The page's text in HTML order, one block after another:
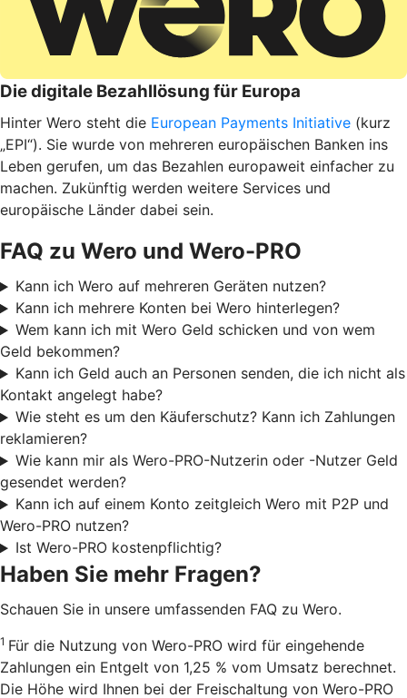
Die digitale Bezahllösung für Europa
Hinter Wero steht die European Payments Initiative (kurz
„EPI“). Sie wurde von mehreren europäischen Banken ins
Leben gerufen, um das Bezahlen europaweit einfacher zu
machen. Zukünftig werden weitere Services und
europäische Länder dabei sein.
FAQ zu Wero und Wero-PRO
Kann ich Wero auf mehreren Geräten nutzen?
Kann ich mehrere Konten bei Wero hinterlegen?
Wem kann ich mit Wero Geld schicken und von wem
Geld bekommen?
Kann ich Geld auch an Personen senden, die ich nicht als
Kontakt angelegt habe?
Wie steht es um den Käuferschutz? Kann ich Zahlungen
reklamieren?
Wie kann mir als Wero-PRO-Nutzerin oder -Nutzer Geld
gesendet werden?
Kann ich auf einem Konto zeitgleich Wero mit P2P und
Wero-PRO nutzen?
Ist Wero-PRO kostenpflichtig?
Haben Sie mehr Fragen?
Schauen Sie in unsere umfassenden FAQ zu Wero.
1 Für die Nutzung von Wero-PRO wird für eingehende
Zahlungen ein Entgelt von 1,25 % vom Umsatz berechnet.
Die Höhe wird Ihnen bei der Freischaltung von Wero-PRO